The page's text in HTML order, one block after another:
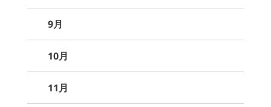
9月
10月
11月